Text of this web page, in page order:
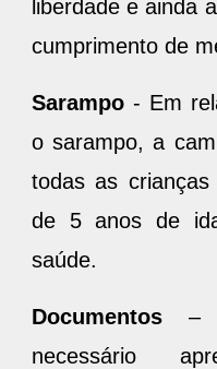
liberdade e ainda
cumprimento de
Sarampo - Em
o sarampo, a
todas as
de 5 anos de
saúde.
Documentos –
necessário